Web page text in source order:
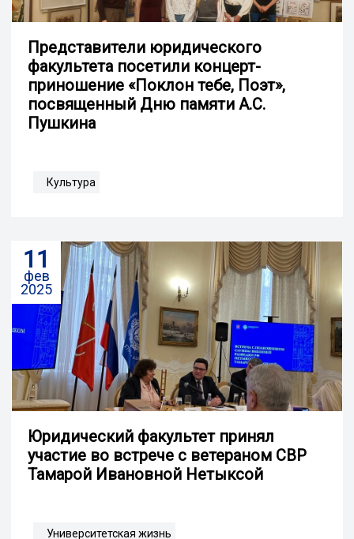
Представители юридического
факультета посетили концерт-
приношение «Поклон тебе, Поэт»,
посвященный Дню памяти А.С.
Пушкина
Культура
11
фев
2025
Юридический факультет принял
участие во встрече с ветераном СВР
Тамарой Ивановной Нетыксой
Университетская жизнь